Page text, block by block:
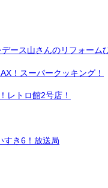
ース山さんのリフォーム
！スーパークッキング！
レトロ館2号店！
すき6！放送局